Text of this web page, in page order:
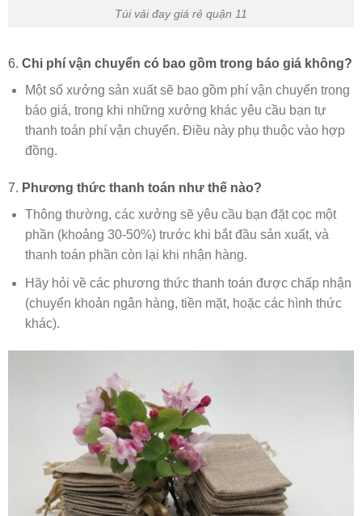
Túi vải đay giá rẻ quận 11
6. Chi phí vận chuyển có bao gồm trong báo giá không?
Một số xưởng sản xuất sẽ bao gồm phí vận chuyển trong
báo giá, trong khi những xưởng khác yêu cầu bạn tự
thanh toán phí vận chuyển. Điều này phụ thuộc vào hợp
đồng.
7. Phương thức thanh toán như thế nào?
Thông thường, các xưởng sẽ yêu cầu bạn đặt cọc một
phần (khoảng 30-50%) trước khi bắt đầu sản xuất, và
thanh toán phần còn lại khi nhận hàng.
Hãy hỏi về các phương thức thanh toán được chấp nhận
(chuyển khoản ngân hàng, tiền mặt, hoặc các hình thức
khác).